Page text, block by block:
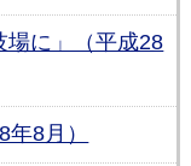
場に」（平成28
8月）